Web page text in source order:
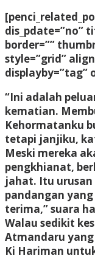
dis_pdate=”no”
border=””
style=”grid”
displayby=”tag”
“Ini adalah
kematian.
Kehormatanku
tetapi janjiku,
Meski mereka
pengkhianat,
jahat. Itu urusan
pandangan
terima,” suara
Walau sedikit
Atmandaru
Ki Hariman